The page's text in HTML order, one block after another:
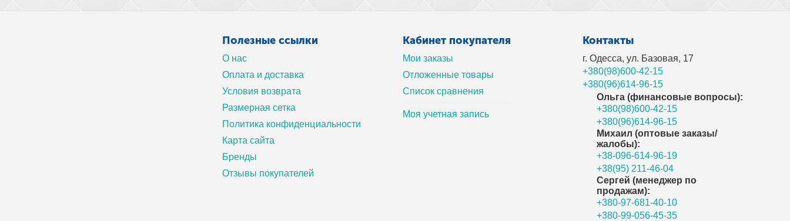
Полезные ссылки
О нас
Оплата и доставка
Условия возврата
Размерная сетка
Политика конфиденциальности
Карта сайта
Бренды
Отзывы покупателей
Кабинет покупателя
Мои заказы
Отложенные товары
Список сравнения
Моя учетная запись
Контакты
г. Одесса, ул. Базовая, 17
+380(98)600-42-15
+380(96)614-96-15
Ольга (финансовые вопросы):
+380(98)600-42-15
+380(96)614-96-15
Михаил (оптовые заказы/
жалобы):
+38-096-614-96-19
+38(95) 211-46-04
Сергей (менеджер по
продажам):
+380-97-681-40-10
+380-99-056-45-35